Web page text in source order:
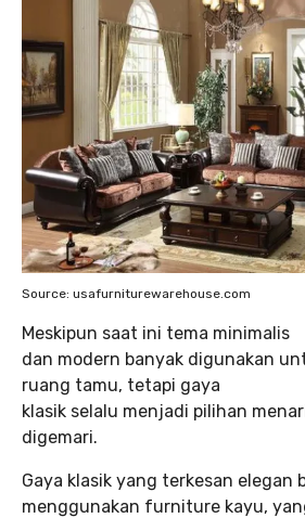
Source: usafurniturewarehouse.com
Meskipun saat ini tema minimalis
dan modern banyak digunakan
ruang tamu, tetapi gaya
klasik selalu menjadi pilihan
digemari.
Gaya klasik yang terkesan elegan
menggunakan furniture kayu,